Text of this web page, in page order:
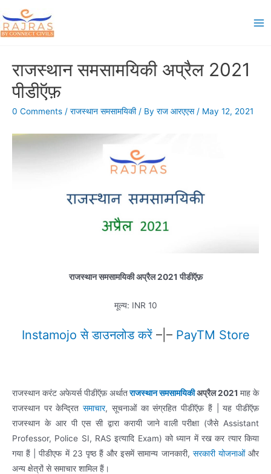
to
content
राजस्थान समसामयिकी अप्रैल 2021
पीडीऍफ़
0 Comments / राजस्थान समसामयिकी/ By राज आरएएस / May 12, 2021
राजस्थान समसामयिकीअप्रैल2021 पीडीऍफ़
मूल्य: INR 10
Instamojoसेडाउनलोड करें–|– PayTM Store
राजस्थान करंट अफेयर्स पीडीऍफ़ अर्थातराजस्थान समसामयिकीअप्रैल 2021 माह के
राजस्थान पर केन्द्रितसमाचार, सूचनाओं का संग्रहित पीडीऍफ़ हैं | यह पीडीऍफ़
राजस्थान के आर पी एस सी द्वारा करायी जाने वाली परीक्षा (जैसे Assistant
Professor, Police SI, RAS इत्यादि Exam) को ध्यान में रख कर त्यार किया
गया हैं | पीडीएफ में 23 पृष्ठ हैं और इसमें सामान्य जानकारी, सरकारी योजनाओंऔर
अन्य क्षेत्रों से समाचार शामिल हैं।